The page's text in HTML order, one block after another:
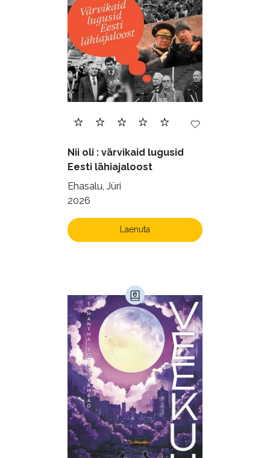
Nii oli : värvikaid lugusid
Eesti lähiajaloost
Ehasalu, Jüri
2026
Laenuta